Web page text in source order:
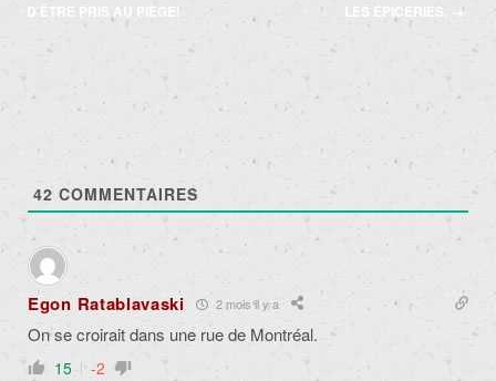
D’ÊTRE PRIS AU PIÈGE!
LES ÉPICERIES. →
42 COMMENTAIRES
Egon Ratablavaski 2 mois il y a
On se croirait dans une rue de Montréal.
15 -2